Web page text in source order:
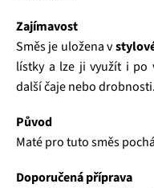
Zajímavost
Směs je uložena v
lístky a lze ji využít i po
další čaje nebo drobnosti.
Původ
Maté pro tuto směs
Doporučená příprava